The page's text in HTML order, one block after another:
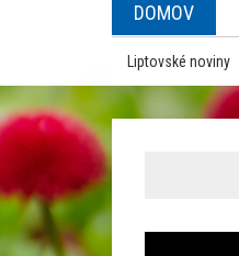
DOMOV
Liptovské noviny